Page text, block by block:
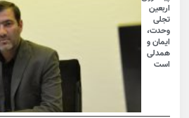
اربعین
تجلی
وحدت،
ایمان و
همدلی
است